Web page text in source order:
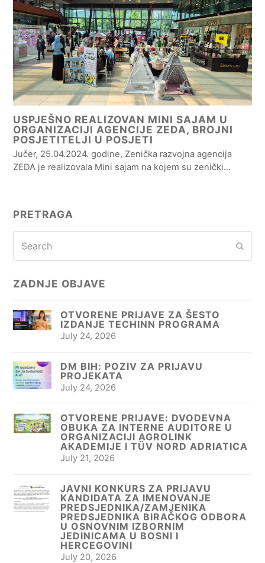
USPJEŠNO REALIZOVAN MINI SAJAM U
ORGANIZACIJI AGENCIJE ZEDA, BROJNI
POSJETITELJI U POSJETI
Jučer, 25.04.2024. godine, Zenička razvojna agencija
ZEDA je realizovala Mini sajam na kojem su zenički…
PRETRAGA
ZADNJE OBJAVE
OTVORENE PRIJAVE ZA ŠESTO
IZDANJE TECHINN PROGRAMA
July 24, 2026
DM BIH: POZIV ZA PRIJAVU
PROJEKATA
July 24, 2026
OTVORENE PRIJAVE: DVODEVNA
OBUKA ZA INTERNE AUDITORE U
ORGANIZACIJI AGROLINK
AKADEMIJE I TÜV NORD ADRIATICA
July 21, 2026
JAVNI KONKURS ZA PRIJAVU
KANDIDATA ZA IMENOVANJE
PREDSJEDNIKA/ZAMJENIKA
PREDSJEDNIKA BIRAČKOG ODBORA
U OSNOVNIM IZBORNIM
JEDINICAMA U BOSNI I
HERCEGOVINI
July 20, 2026